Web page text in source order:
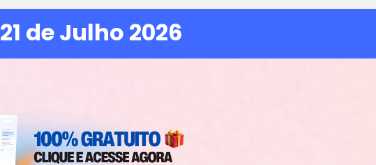
de Julho 2026